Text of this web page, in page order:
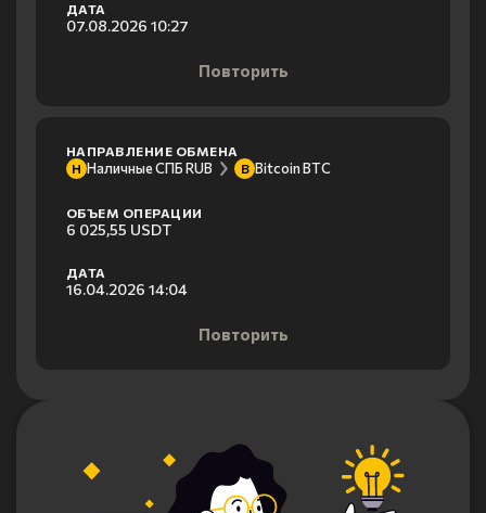
ДАТА
07.08.2026 10:27
Повторить
НАПРАВЛЕНИЕ ОБМЕНА
Н Наличные СПБ RUB B Bitcoin BTC
ОБЪЕМ ОПЕРАЦИИ
6 025,55 USDT
ДАТА
16.04.2026 14:04
Повторить